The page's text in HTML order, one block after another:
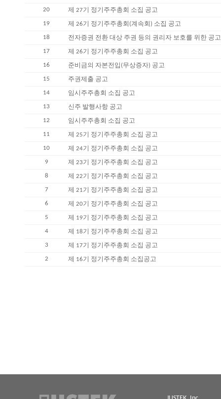
20 제 27기 정기주주총회 소집 공고
19 제 26기 정기주주총회(계속회) 소집 공고
18 전자증권 전환 대상 주권 등의 권리자 보호를 위한 공
17 제 26기 정기주주총회 소집 공고
16 준비금의 자본전입(무상증자) 공고
15 주권제출 공고
14 임시주주총회 소집 공고
13 신주 발행사항 공고
12 임시주주총회 소집 공고
11 제 25기 정기주주총회 소집 공고
10 제 24기 정기주주총회 소집 공고
9 제 23기 정기주주총회 소집 공고
8 제 22기 정기주주총회 소집 공고
7 제 21기 정기주주총회 소집 공고
6 제 20기 정기주주총회 소집 공고
5 제 19기 정기주주총회 소집 공고
4 제 18기 정기주주총회 소집 공고
3 제 17기 정기주주총회 소집 공고
2 제 16기 정기주주총회 소집공고